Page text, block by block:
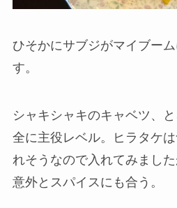
ひそかにサブジがマイブー
す。
シャキシャキのキャベツ、
全に主役レベル。ヒラタケ
れそうなので入れてみまし
意外とスパイスにも合う。